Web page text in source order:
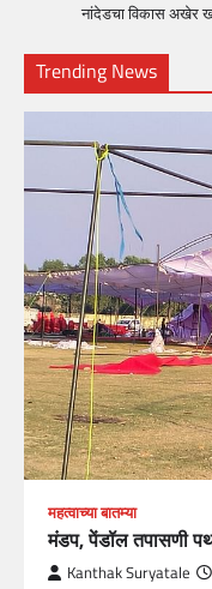
नांदेडचा विकास अखेर
Trending News
महत्वाच्या बातम्या
मंडप, पेंडॉल तपासणी
Kanthak Suryatale